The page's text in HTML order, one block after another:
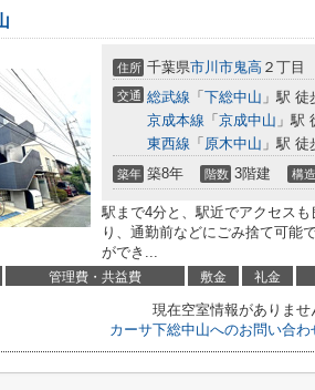
住所 千葉県市川市鬼高 ２丁目
交通 総武線 「 下総中山 」駅 徒
京成本線 「 京成中山 」駅
東西線 「 原木中山 」駅 徒
築年 築8年 階数 3階建 構造
駅まで4分と、駅近でアクセス
り、通勤前などにごみ捨て可能
ができ...
管理費・共益費 敷金 礼金
現在空室情報がありませ
カーサ下総中山へのお問い合わ